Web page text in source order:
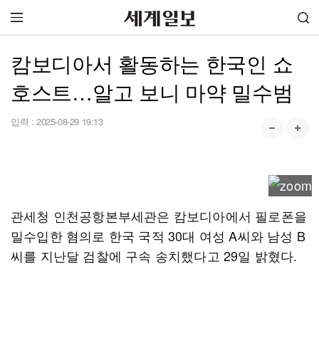
캄보디아서 활동하는 한국인 쇼
호스트…알고 보니 마약 밀수범
입력 : 2025-08-29 19:13
관세청 인천공항본부세관은 캄보디아에서 필로폰을
밀수입한 혐의로 한국 국적 30대 여성 A씨와 남성 B
씨를 지난달 검찰에 구속 송치했다고 29일 밝혔다.